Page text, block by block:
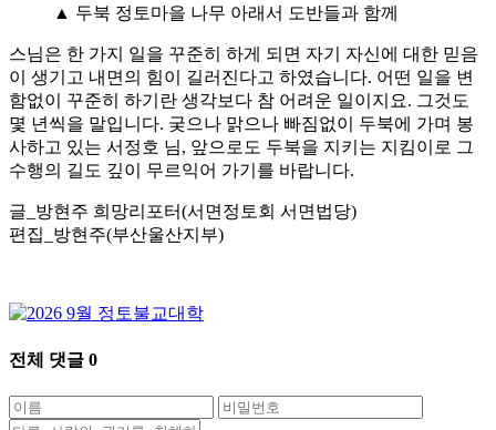
▲ 두북 정토마을 나무 아래서 도반들과 함께
스님은 한 가지 일을 꾸준히 하게 되면 자기 자신에 대한 믿음
이 생기고 내면의 힘이 길러진다고 하였습니다. 어떤 일을 변
함없이 꾸준히 하기란 생각보다 참 어려운 일이지요. 그것도
몇 년씩을 말입니다. 궂으나 맑으나 빠짐없이 두북에 가며 봉
사하고 있는 서정호 님, 앞으로도 두북을 지키는 지킴이로 그
수행의 길도 깊이 무르익어 가기를 바랍니다.
글_방현주 희망리포터(서면정토회 서면법당)
편집_방현주(부산울산지부)
전체 댓글 0